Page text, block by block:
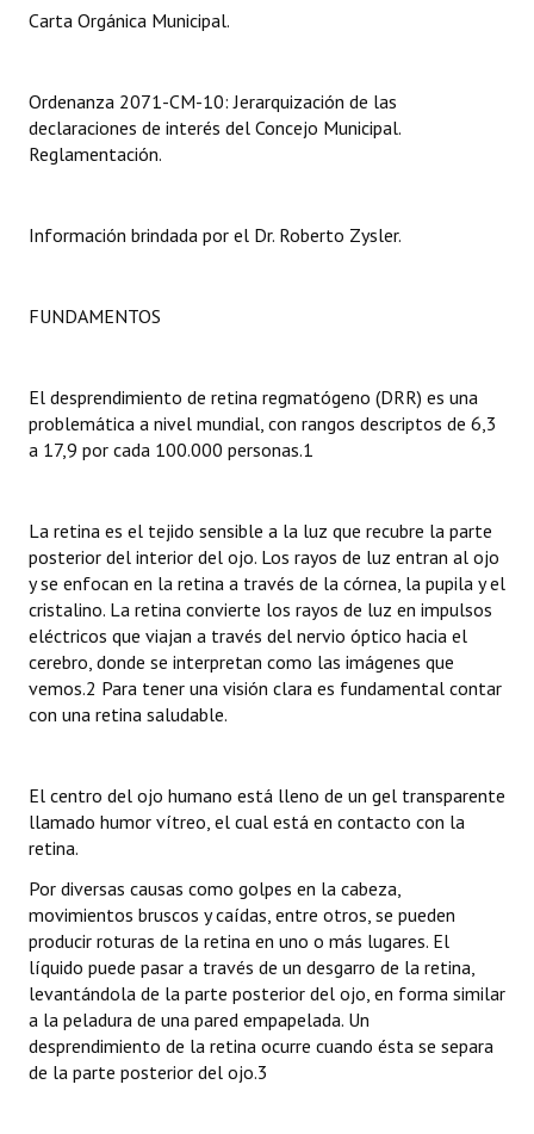
Constitución Provincial
Reglamento Interno
Digesto
Informes de Gestión
Dictámenes Asesoría Letrada
Actas de Sesión
Ejecución Presupuestaria
Actas de Audiencias Públicas
NORMATIVA
Comunicaciones
Resoluciones
Resoluciones de Presidencia
INSTITUCIONAL
Antiguos Pobladores
Noticias Destacadas
Registros y Distinciones
Carta Orgánica Municipal.
Ordenanza 2071-CM-10: Jerarquización de las
declaraciones de interés del Concejo Municipal.
Reglamentación.
Información brindada por el Dr. Roberto Zysler.
FUNDAMENTOS
El desprendimiento de retina regmatógeno (DRR) es una
problemática a nivel mundial, con rangos descriptos de 6,3
a 17,9 por cada 100.000 personas.1
La retina es el tejido sensible a la luz que recubre la parte
posterior del interior del ojo. Los rayos de luz entran al ojo
y se enfocan en la retina a través de la córnea, la pupila y el
cristalino. La retina convierte los rayos de luz en impulsos
eléctricos que viajan a través del nervio óptico hacia el
cerebro, donde se interpretan como las imágenes que
vemos.2 Para tener una visión clara es fundamental contar
con una retina saludable.
El centro del ojo humano está lleno de un gel transparente
llamado humor vítreo, el cual está en contacto con la
retina.
Por diversas causas como golpes en la cabeza,
movimientos bruscos y caídas, entre otros, se pueden
producir roturas de la retina en uno o más lugares. El
líquido puede pasar a través de un desgarro de la retina,
levantándola de la parte posterior del ojo, en forma similar
a la peladura de una pared empapelada. Un
desprendimiento de la retina ocurre cuando ésta se separa
de la parte posterior del ojo.3